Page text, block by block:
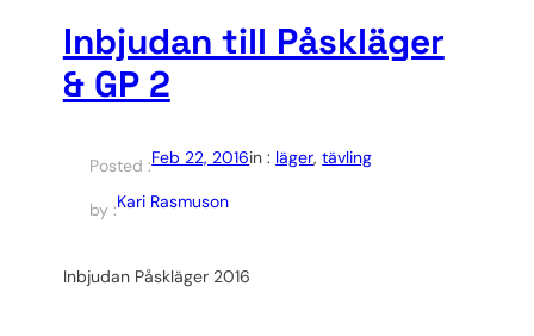
Inbjudan till Påskläger
& GP 2
Posted :Feb 22, 2016in : läger, tävling
by :Kari Rasmuson
Inbjudan Påskläger 2016